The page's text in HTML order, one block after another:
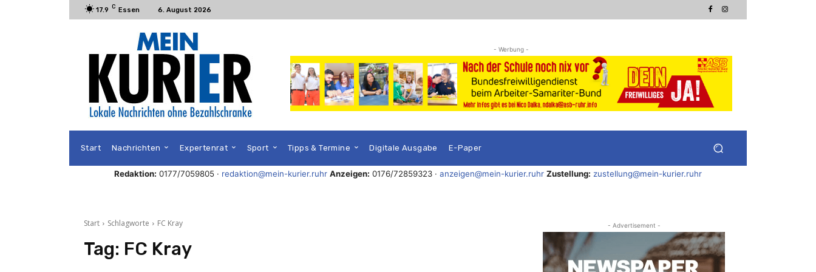
17.9 C Essen 6. August 2026
- Werbung -
Start Nachrichten Expertenrat Sport Tipps & Termine Digitale Ausgabe E-Paper
Redaktion: 0177/7059805 · redaktion@mein-kurier.ruhr Anzeigen: 0176/72859323 · anzeigen@mein-kurier.ruhr Zustellung: zustellung@mein-kurier.ruhr
Start Schlagworte FC Kray
Tag: FC Kray
- Advertisement -